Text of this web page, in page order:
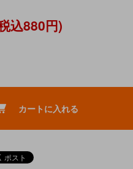
込880円)
カートに入れる